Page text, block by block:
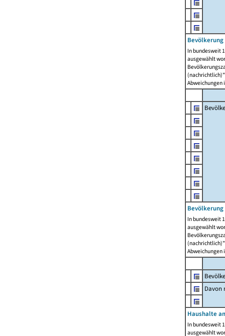
In bundesweit
ausgewählt
Abweichungen
In bundesweit
ausgewählt
Abweichungen
Davon
Haushalte
In bundesweit
ausgewählt